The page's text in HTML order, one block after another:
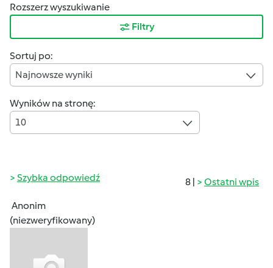
Rozszerz wyszukiwanie
Filtry
Sortuj po:
Najnowsze wyniki
Wyników na stronę:
10
8 | Ostatni wpis
Szybka odpowiedź
Anonim
(niezweryfikowany)